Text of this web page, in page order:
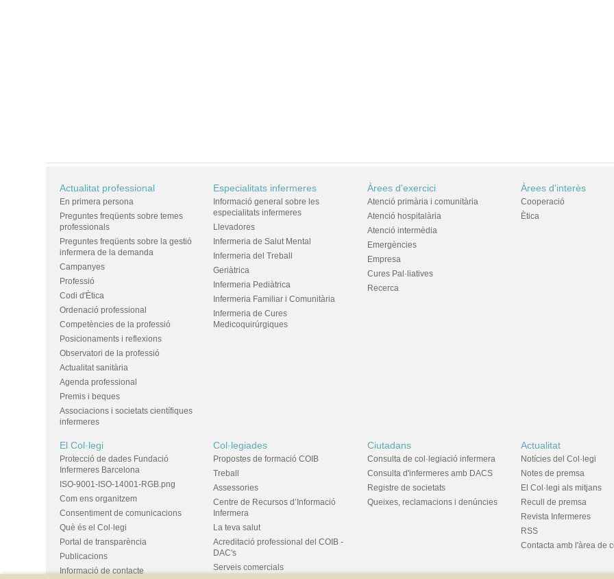
Actualitat professional
En primera persona
Preguntes freqüents sobre temes
professionals
Preguntes freqüents sobre la gestió
infermera de la demanda
Campanyes
Professió
Codi d'Ètica
Ordenació professional
Competències de la professió
Posicionaments i reflexions
Observatori de la professió
Actualitat sanitària
Agenda professional
Premis i beques
Associacions i societats científiques
infermeres
Especialitats infermeres
Informació general sobre les
especialitats infermeres
Llevadores
Infermeria de Salut Mental
Infermeria del Treball
Geriàtrica
Infermeria Pediàtrica
Infermeria Familiar i Comunitària
Infermeria de Cures
Medicoquirúrgiques
Àrees d'exercici
Atenció primària i comunitària
Atenció hospitalària
Atenció intermèdia
Emergències
Empresa
Cures Pal·liatives
Recerca
Àrees d'interès
Cooperació
Ètica
El Col·legi
Protecció de dades Fundació
Infermeres Barcelona
ISO-9001-ISO-14001-RGB.png
Com ens organitzem
Consentiment de comunicacions
Què és el Col·legi
Portal de transparència
Publicacions
Informació de contacte
Col·legiades
Propostes de formació COIB
Treball
Assessories
Centre de Recursos d’Informació
Infermera
La teva salut
Acreditació professional del COIB -
DAC's
Serveis comercials
Ciutadans
Consulta de col·legiació infermera
Consulta d'infermeres amb DACS
Registre de societats
Queixes, reclamacions i denúncies
Actualitat
Notícies del Col·legi
Notes de premsa
El Col·legi als mitjans
Recull de premsa
Revista Infermeres
RSS
Contacta amb l'àrea de